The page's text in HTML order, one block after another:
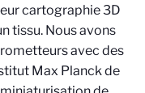
cartographie 3D
tissu. Nous avons
avec des
Max Planck de